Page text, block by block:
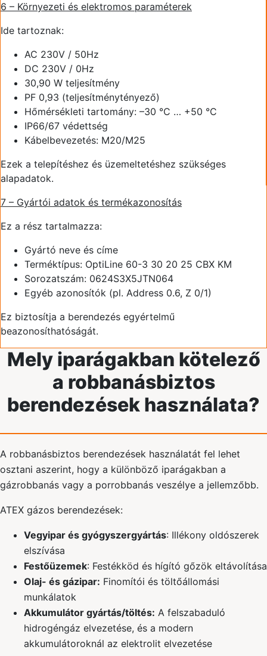
6 – Környezeti és elektromos paraméterek
Ide tartoznak:
AC 230V / 50Hz
DC 230V / 0Hz
30,90 W teljesítmény
PF 0,93 (teljesítménytényező)
Hőmérsékleti tartomány: –30 °C … +50 °C
IP66/67 védettség
Kábelbevezetés: M20/M25
Ezek a telepítéshez és üzemeltetéshez szükséges
alapadatok.
7 – Gyártói adatok és termékazonosítás
Ez a rész tartalmazza:
Gyártó neve és címe
Terméktípus: OptiLine 60-3 30 20 25 CBX KM
Sorozatszám: 0624S3X5JTN064
Egyéb azonosítók (pl. Address 0.6, Z 0/1)
Ez biztosítja a berendezés egyértelmű
beazonosíthatóságát.
Mely iparágakban kötelező
a robbanásbiztos
berendezések használata?
A robbanásbiztos berendezések használatát fel lehet
osztani aszerint, hogy a különböző iparágakban a
gázrobbanás vagy a porrobbanás veszélye a jellemzőbb.
ATEX gázos berendezések:
Vegyipar és gyógyszergyártás: Illékony oldószerek
elszívása
Festőüzemek: Festékköd és hígító gőzök eltávolítása
Olaj- és gázipar: Finomítói és töltőállomási
munkálatok
Akkumulátor gyártás/töltés: A felszabaduló
hidrogéngáz elvezetése, és a modern
akkumulátoroknál az elektrolit elvezetése